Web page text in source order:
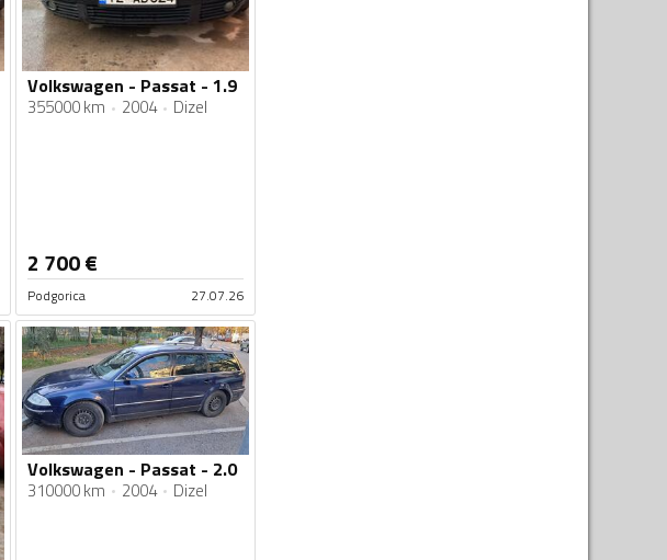
Volkswagen - Passat - 1.9
355000 km 2004 Dizel
2 700€
Podgorica 27.07.26
Volkswagen - Passat - 2.0
310000 km 2004 Dizel